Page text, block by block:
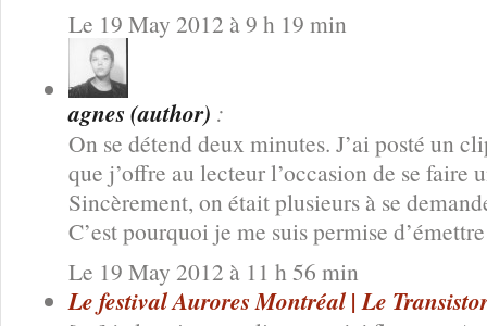
Le 19 May 2012 à 9 h 19 min
agnes (author) :
On se détend deux minutes. J’ai posté un
que j’offre au lecteur l’occasion de se faire
Sincèrement, on était plusieurs à se
C’est pourquoi je me suis permise
Le 19 May 2012 à 11 h 56 min
Le festival Aurores Montréal | Le